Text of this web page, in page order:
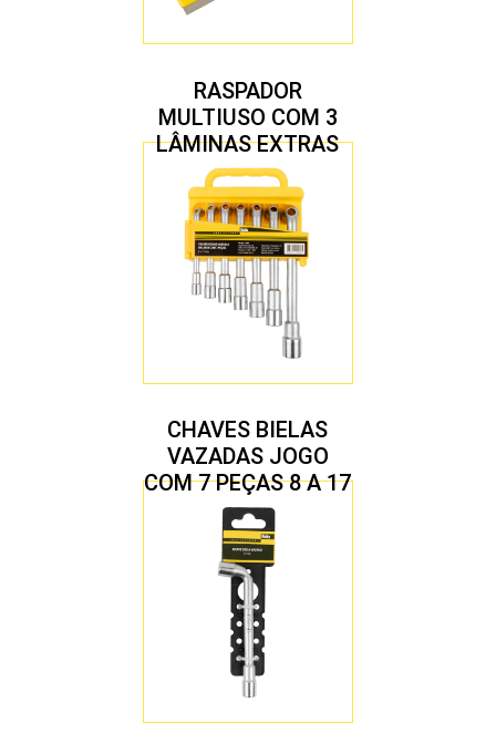
RASPADOR
MULTIUSO COM 3
LÂMINAS EXTRAS
CHAVES BIELAS
VAZADAS JOGO
COM 7 PEÇAS 8 A 17
MM